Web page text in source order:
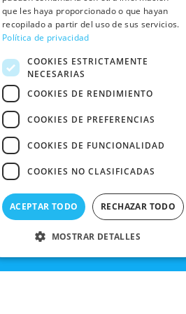
TIENDAS
BLACK
CONTACTO
CANCELAR
PEDIDO
DE COMPRA
que les haya proporcionado o que hayan
recopilado a partir del uso de sus servicios.
Política de privacidad
COOKIES ESTRICTAMENTE
NECESARIAS
COOKIES DE RENDIMIENTO
COOKIES DE PREFERENCIAS
COOKIES DE FUNCIONALIDAD
COOKIES NO CLASIFICADAS
ACEPTAR TODO RECHAZAR TODO
MOSTRAR DETALLES